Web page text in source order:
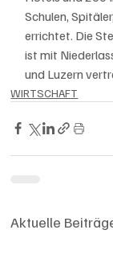
Schulen,
errichtet. Die
ist mit
und Luzern
WIRTSCHAFT
Aktuelle